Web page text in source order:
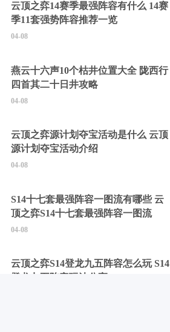
云顶之弈14赛季最强阵容有什么 14赛
季11套强势阵容推荐一览
04-08
燕云十六声10个枯井位置大全 陇西行
四首其二十日井攻略
04-08
云顶之弈源计划夺宝活动是什么 云顶
源计划夺宝活动介绍
04-08
S14十七套最强阵容一图流有哪些 云
顶之弈S14十七套最强阵容一图流
04-08
云顶之弈S14登龙九五阵容怎么玩 S14